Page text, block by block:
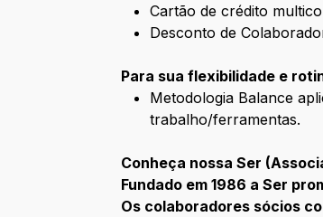
Cartão de crédito
Desconto de
Para sua flexibilidade e
Metodologia Balance
trabalho/ferramentas.
Conheça nossa Ser
Fundado em 1986 a Ser
Os colaboradores sócios